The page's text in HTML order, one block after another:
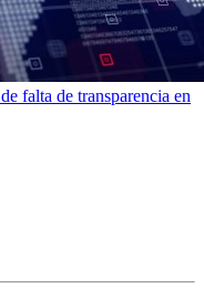
falta de transparencia en